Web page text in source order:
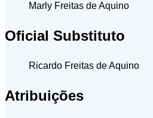
Marly Freitas de Aquino
Oficial Substituto
Ricardo Freitas de Aquino
Atribuições